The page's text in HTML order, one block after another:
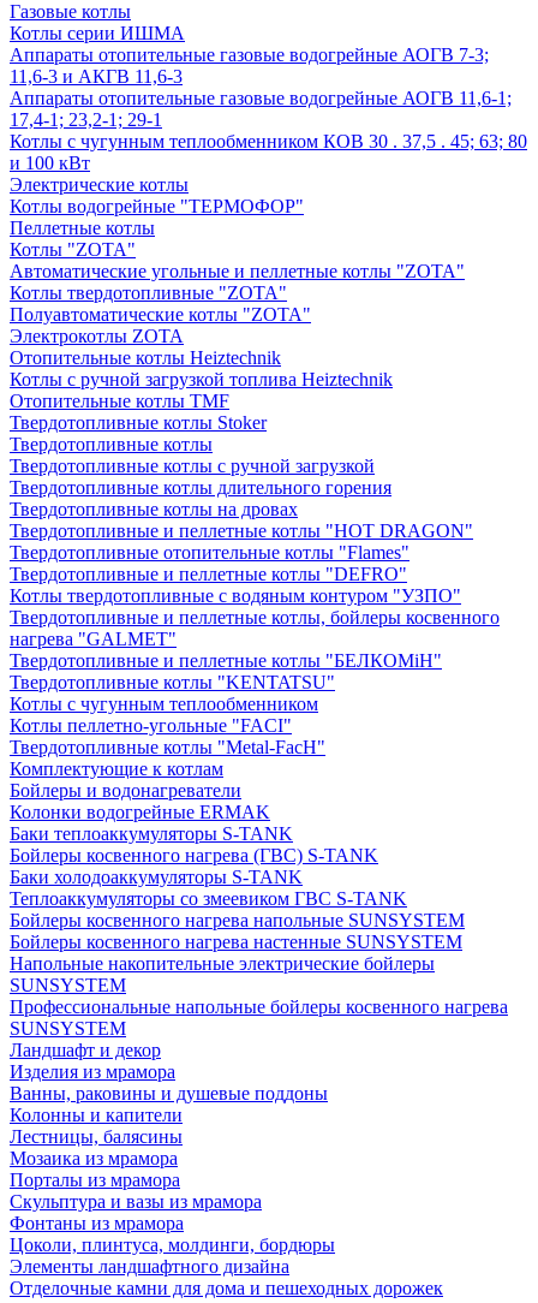
Газовые котлы
Котлы серии ИШМА
Аппараты отопительные газовые водогрейные АОГВ 7-3;
11,6-3 и АКГВ 11,6-3
Аппараты отопительные газовые водогрейные АОГВ 11,6-1;
17,4-1; 23,2-1; 29-1
Котлы с чугунным теплообменником КОВ 30 . 37,5 . 45; 63; 80
и 100 кВт
Электрические котлы
Котлы водогрейные "ТЕРМОФОР"
Пеллетные котлы
Котлы "ZOTA"
Автоматические угольные и пеллетные котлы "ZOTA"
Котлы твердотопливные "ZOTA"
Полуавтоматические котлы "ZOTA"
Электрокотлы ZOTA
Отопительные котлы Heiztechnik
Котлы с ручной загрузкой топлива Heiztechnik
Отопительные котлы TMF
Твердотопливные котлы Stoker
Твердотопливные котлы
Твердотопливные котлы с ручной загрузкой
Твердотопливные котлы длительного горения
Твердотопливные котлы на дровах
Твердотопливные и пеллетные котлы "HOT DRAGON"
Твердотопливные отопительные котлы "Flames"
Твердотопливные и пеллетные котлы "DEFRO"
Котлы твердотопливные с водяным контуром "УЗПО"
Твердотопливные и пеллетные котлы, бойлеры косвенного
нагрева "GALMET"
Твердотопливные и пеллетные котлы "БЕЛКОМiН"
Твердотопливные котлы "KENTATSU"
Котлы с чугунным теплообменником
Котлы пеллетно-угольные "FACI"
Твердотопливные котлы "Metal-FacH"
Комплектующие к котлам
Бойлеры и водонагреватели
Колонки водогрейные ERMAK
Баки теплоаккумуляторы S-TANK
Бойлеры косвенного нагрева (ГВС) S-TANK
Баки холодоаккумуляторы S-TANK
Теплоаккумуляторы со змеевиком ГВС S-TANK
Бойлеры косвенного нагрева напольные SUNSYSTEM
Бойлеры косвенного нагрева настенные SUNSYSTEM
Напольные накопительные электрические бойлеры
SUNSYSTEM
Профессиональные напольные бойлеры косвенного нагрева
SUNSYSTEM
Ландшафт и декор
Изделия из мрамора
Ванны, раковины и душевые поддоны
Колонны и капители
Лестницы, балясины
Мозаика из мрамора
Порталы из мрамора
Скульптура и вазы из мрамора
Фонтаны из мрамора
Цоколи, плинтуса, молдинги, бордюры
Элементы ландшафтного дизайна
Отделочные камни для дома и пешеходных дорожек